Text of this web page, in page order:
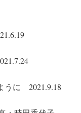
うに 2021.9.18